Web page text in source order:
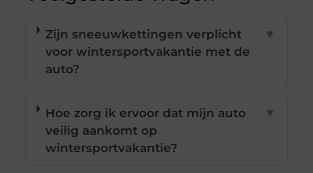
Zijn sneeuwkettingen verplicht
voor wintersportvakantie met de
auto?
▼
Hoe zorg ik ervoor dat mijn auto
veilig aankomt op
wintersportvakantie?
▼